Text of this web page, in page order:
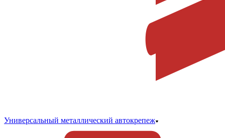
Универсальный металлический автокрепеж